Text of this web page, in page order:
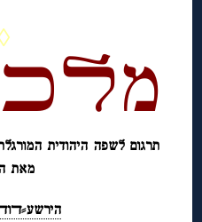
תרגום לשפה היהודית
מאת